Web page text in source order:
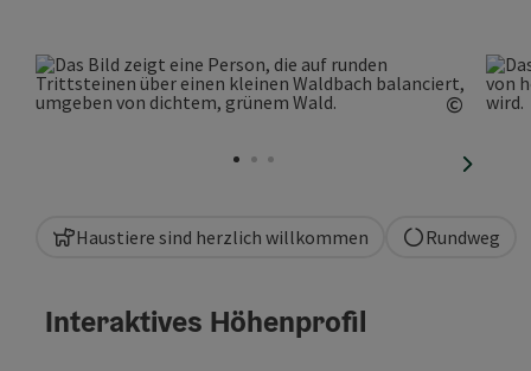
©
Haustiere sind herzlich willkommen Rundweg
Interaktives Höhenprofil